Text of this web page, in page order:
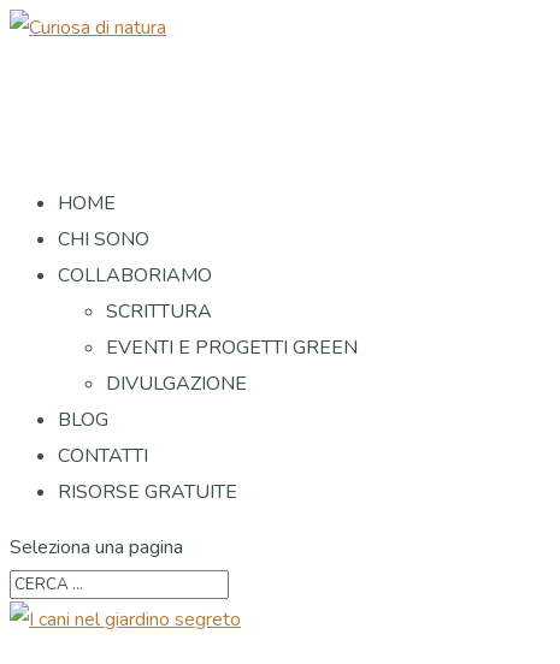
HOME
CHI SONO
COLLABORIAMO
SCRITTURA
EVENTI E PROGETTI GREEN
DIVULGAZIONE
BLOG
CONTATTI
RISORSE GRATUITE
Seleziona una pagina